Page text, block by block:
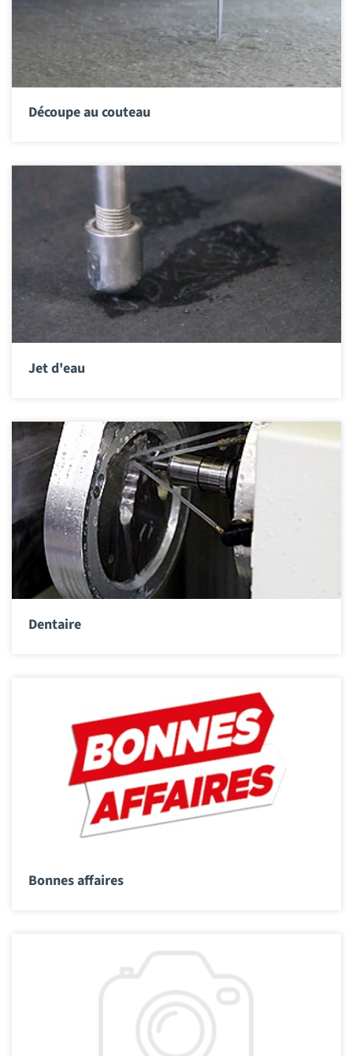
Découpe au couteau
Jet d'eau
Dentaire
Bonnes affaires